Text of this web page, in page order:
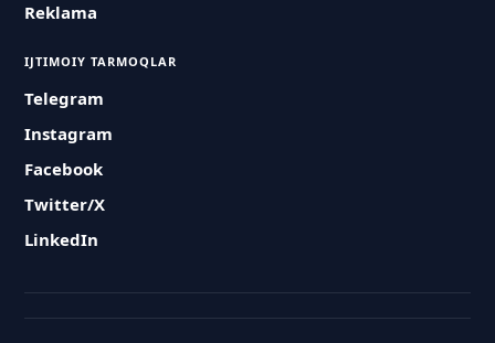
Reklama
IJTIMOIY TARMOQLAR
Telegram
Instagram
Facebook
Twitter/X
LinkedIn